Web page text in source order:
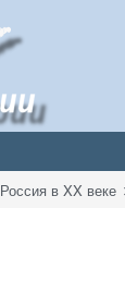
Россия в XX веке